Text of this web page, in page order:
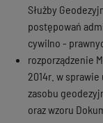
Służby
postępowań
cywilno -
rozporządzenie
2014r. w
zasobu
oraz wzoru